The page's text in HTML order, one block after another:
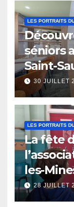
LES PORTRAITS
séniors
Saint-
30 JUILLET
LES PORTRAITS
La fête
les-
28 JUILLET